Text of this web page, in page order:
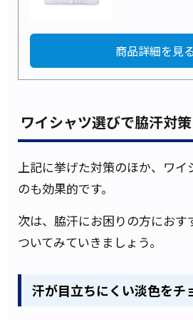
商品詳細を見
ワイシャツ選びで脇汗対策
上記に挙げた対策のほか、ワ
のも効果的です。
次は、脇汗にお困りの方におす
ついてみていきましょう。
汗が目立ちにくい淡色をチ